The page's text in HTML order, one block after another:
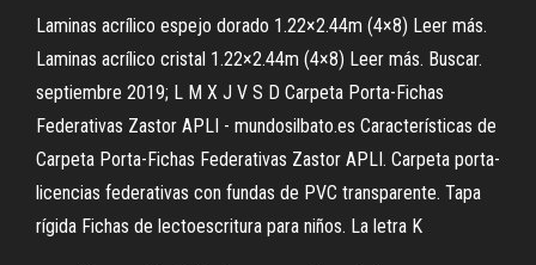
Laminas acrílico espejo dorado 1.22×2.44m (4×8) Leer más.
Laminas acrílico cristal 1.22×2.44m (4×8) Leer más. Buscar.
septiembre 2019; L M X J V S D Carpeta Porta-Fichas
Federativas Zastor APLI - mundosilbato.es Características de
Carpeta Porta-Fichas Federativas Zastor APLI. Carpeta porta-
licencias federativas con fundas de PVC transparente. Tapa
rígida Fichas de lectoescritura para niños. La letra K